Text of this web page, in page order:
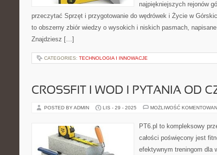
najpiękniejszych rejonów
przeczytać Sprzęt i przygotowanie do wędrówek i Życie w
to obszerny zbiór wiedzy o wysokich i niskich pasmach,
Znajdziesz […]
CATEGORIES: TECHNOLOGIA I INNOWACJE
CROSSFIT I WOD I PYTANIA OD
POSTED BY ADMIN LIS - 29 - 2025 MOŻLIWOŚĆ
PT6.pl to kompleksowy
całości poświęcony jest
efektywnym treningom dla